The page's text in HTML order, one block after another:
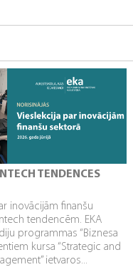
TENDENCES
inovācijām finanšu
tendencēm. EKA
programmas “Biznesa
kursa “Strategic and
ietvaros...